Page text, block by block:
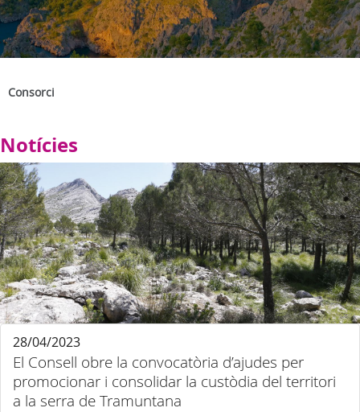
Consorci
Notícies
El Consell obre la convocatòria d’ajudes per
promocionar i consolidar la custòdia del territori
a la serra de Tramuntana
28/04/2023